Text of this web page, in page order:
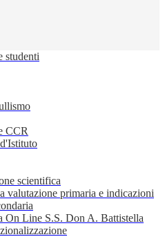
studenti
CCR
scientifica
valutazione primaria e indicazioni
On Line S.S. Don A. Battistella